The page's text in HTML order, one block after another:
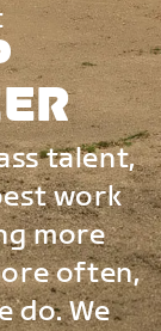
talent,
work
more
often,
do. We